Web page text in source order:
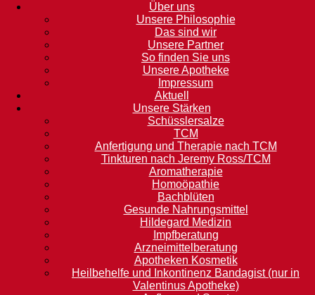
Über uns
Unsere Philosophie
Das sind wir
Unsere Partner
So finden Sie uns
Unsere Apotheke
Impressum
Aktuell
Unsere Stärken
Schüsslersalze
TCM
Anfertigung und Therapie nach TCM
Tinkturen nach Jeremy Ross/TCM
Aromatherapie
Homoöpathie
Bachblüten
Gesunde Nahrungsmittel
Hildegard Medizin
Impfberatung
Arzneimittelberatung
Apotheken Kosmetik
Heilbehelfe und Inkontinenz Bandagist (nur in
Valentinus Apotheke)